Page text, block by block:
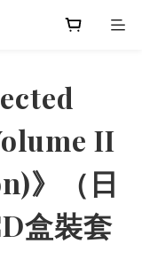
II
》（日
盒裝套